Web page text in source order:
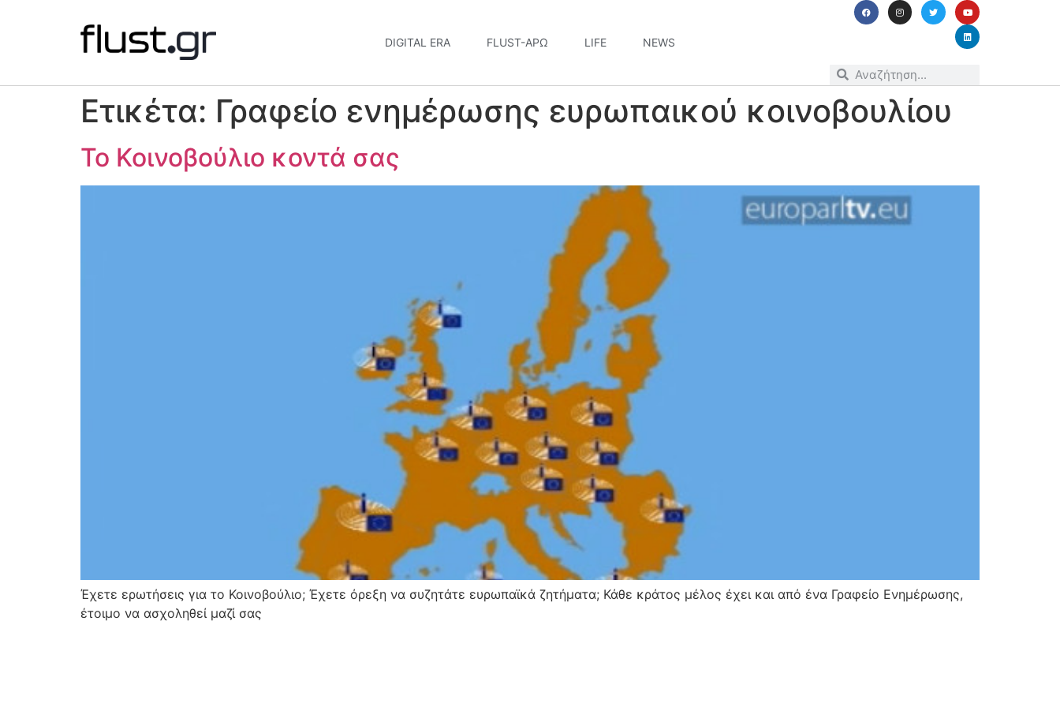
DIGITAL ERA FLUST-ΆΡΩ LIFE NEWS
Ετικέτα: Γραφείο ενημέρωσης ευρωπαικού κοινοβουλίου
Το Κοινοβούλιο κοντά σας
Έχετε ερωτήσεις για το Κοινοβούλιο; Έχετε όρεξη να συζητάτε ευρωπαϊκά ζητήματα; Κάθε κράτος μέλος έχει και από ένα Γραφείο Ενημέρωσης,
έτοιμο να ασχοληθεί μαζί σας